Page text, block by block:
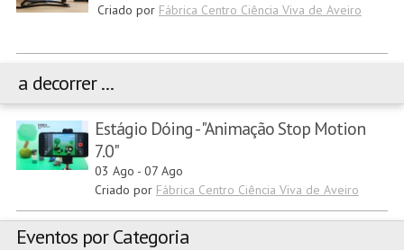
Criado por Fábrica Centro Ciência Viva de Aveiro
a decorrer ...
Estágio Dóing - "Animação Stop Motion
7.0"
03 Ago - 07 Ago
Criado por Fábrica Centro Ciência Viva de Aveiro
Eventos por Categoria